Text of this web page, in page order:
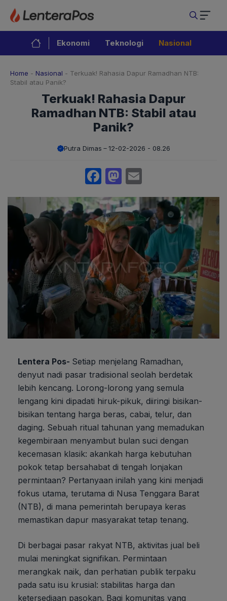
Langsung
isi
Ekonomi Teknologi Nasional
Home - Nasional - Terkuak! Rahasia Dapur Ramadhan NTB:
Stabil atau Panik?
Terkuak! Rahasia Dapur
Ramadhan NTB: Stabil atau
Panik?
Putra Dimas 12-02-2026 - 08.26
Facebook
Mastodon
Lentera Pos- Setiap menjelang Ramadhan,
denyut nadi pasar tradisional seolah berdetak
lebih kencang. Lorong-lorong yang semula
lengang kini dipadati hiruk-pikuk, diiringi bisikan-
bisikan tentang harga beras, cabai, telur, dan
daging. Sebuah ritual tahunan yang memadukan
kegembiraan menyambut bulan suci dengan
kecemasan klasik: akankah harga kebutuhan
pokok tetap bersahabat di tengah lonjakan
permintaan? Pertanyaan inilah yang kini menjadi
fokus utama, terutama di Nusa Tenggara Barat
(NTB), di mana pemerintah berupaya keras
memastikan dapur masyarakat tetap tenang.
Di berbagai pasar rakyat NTB, aktivitas jual beli
mulai meningkat signifikan. Permintaan
merangkak naik, dan perhatian publik terpaku
pada satu isu krusial: stabilitas harga dan
ketersediaan pasokan. Bagi komunitas yang